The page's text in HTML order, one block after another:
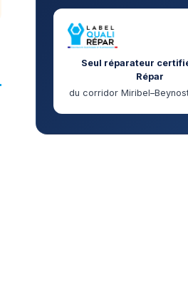
Seul réparateur
Répar
du corridor